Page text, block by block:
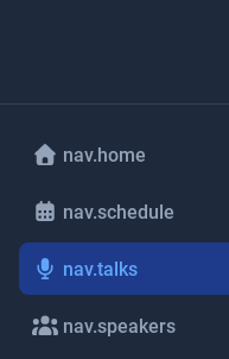
nav.home
nav.schedule
nav.talks
nav.speakers